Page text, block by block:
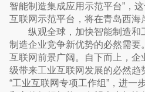
智能制造集成应用示范平台”，
互联网示范平台，将在青岛西海
纵观全球，加快智能制造和
制造企业竞争新优势的必然需要
互联网前景广阔。自下而上，
级带来工业互联网发展的必然趋
“工业互联网专项工作组”，进一